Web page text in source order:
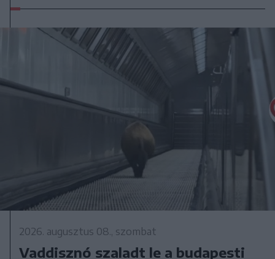
2026. augusztus 08., szombat
Vaddisznó szaladt le a budapesti